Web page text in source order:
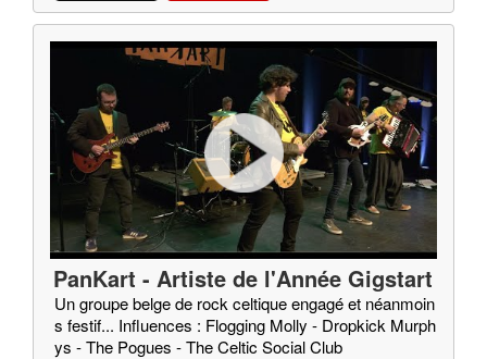
PanKart - Artiste de l'Année Gigstart
er 2020
Un groupe belge de rock celtique engagé et néanmoin
s festif... Influences : Flogging Molly - Dropkick Murph
ys - The Pogues - The Celtic Social Club